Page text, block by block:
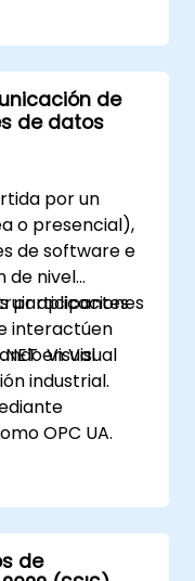
de
de datos
por un
o presencial),
de software e
de nivel
aplicaciones
interactúen
Visual
participantes
en Visual
industrial.
OPC UA.
para almacenar
las
industriales
de